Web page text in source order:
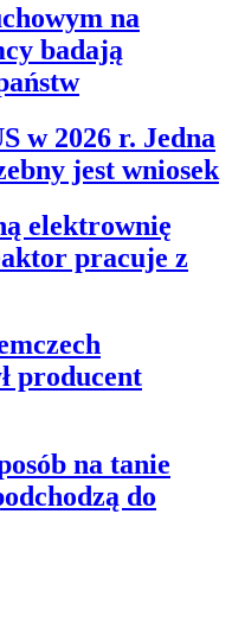
na
badają
w 2026 r. Jedna
jest wniosek
elektrownię
pracuje z
producent
na tanie
do